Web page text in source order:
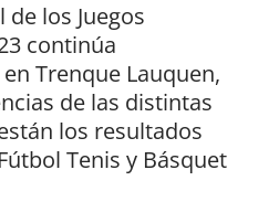
de los Juegos
continúa
Trenque Lauquen,
de las distintas
los resultados
Tenis y Básquet